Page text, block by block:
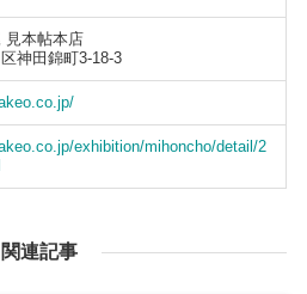
見本帖本店
神田錦町3-18-3
exhibition/mihoncho/detail/2
関連記事